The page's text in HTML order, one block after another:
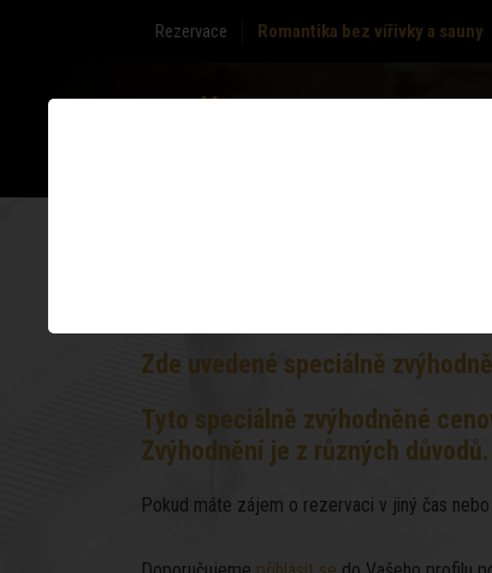
Rezervace Romantika bez vířivky a sauny
Zde uvedené speciálně
Tyto speciálně zvýhodněné
Zvýhodnění je z různých důvodů.
Pokud máte zájem o rezervaci v jiný čas